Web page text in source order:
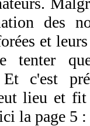
des
et
tenter
c'est
lieu et
la page 5 :